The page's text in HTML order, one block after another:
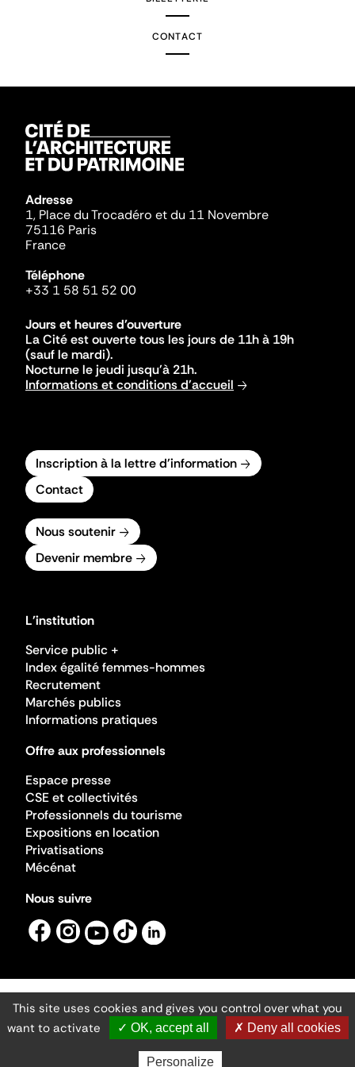
CONTACT
Adresse
1, Place du Trocadéro et du 11 Novembre
75116 Paris
France
Téléphone
+33 1 58 51 52 00
Jours et heures d'ouverture
La Cité est ouverte tous les jours de 11h à 19h
(sauf le mardi).
Nocturne le jeudi jusqu'à 21h.
Informations et conditions d'accueil
Inscription à la lettre d'information
Contact
Nous soutenir
Devenir membre
L'institution
Service public +
Index égalité femmes-hommes
Recrutement
Marchés publics
Informations pratiques
Offre aux professionnels
Espace presse
CSE et collectivités
Professionnels du tourisme
Expositions en location
Privatisations
Mécénat
Nous suivre
Mentions légales
Gestion des cookies
Accessibilité numérique
Ministère de la Culture ©2026
- Cité de l'architecture et du patrimoine
This site uses cookies and gives you control over what you
want to activate
✓ OK, accept all ✗ Deny all cookies
Personalize